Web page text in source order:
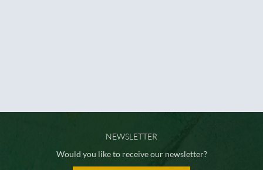
NEWSLETTER
Would you like to receive our newsletter?